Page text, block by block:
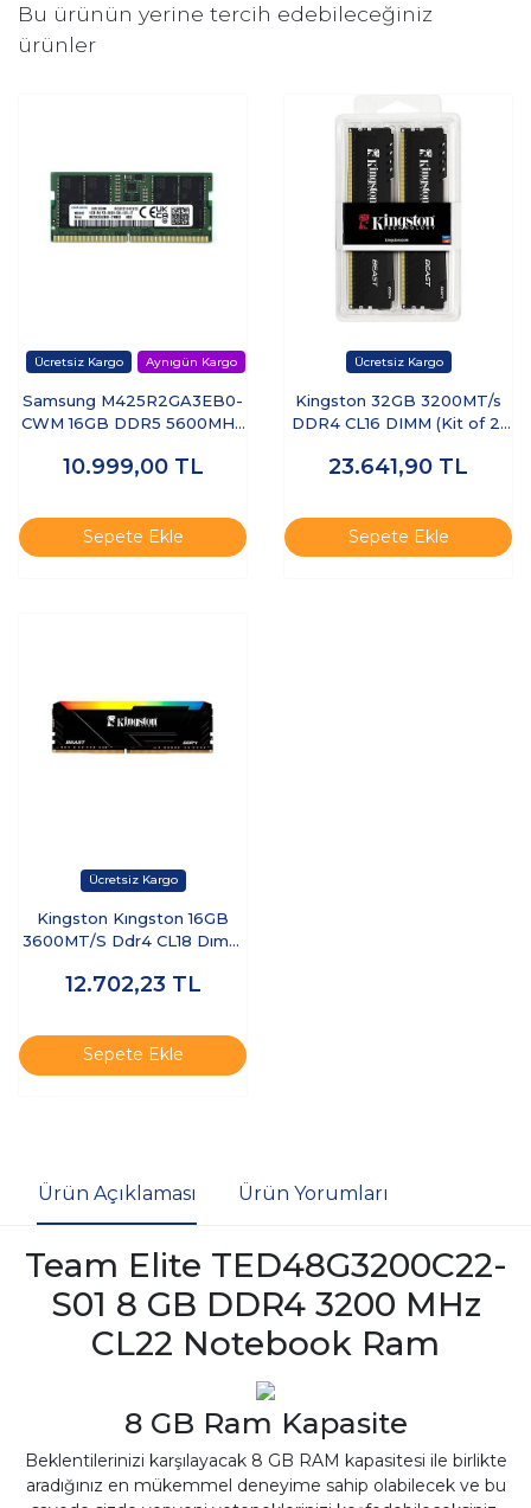
Bu ürünün yerine tercih edebileceğiniz
ürünler
Samsung M425R2GA3EB0-
CWM 16GB DDR5 5600MHz
10.999,00 TL
Sepete Ekle
Kingston 32GB 3200MT/s
DDR4 CL16 DIMM (Kit of 2)
KF432C16BBK2/32TR -
23.641,90 TL
Sepete Ekle
Kingston Kıngston 16GB
3600MT/S Ddr4 CL18 Dımm
KF436C18BB2A/16TR - Ram
12.702,23 TL
Sepete Ekle
Ürün Açıklaması Ürün Yorumları
Team Elite TED48G3200C22-
S01 8 GB DDR4 3200 MHz
CL22 Notebook Ram
8 GB Ram Kapasite
Beklentilerinizi karşılayacak 8 GB RAM kapasitesi ile birlikte
aradığınız en mükemmel deneyime sahip olabilecek ve bu